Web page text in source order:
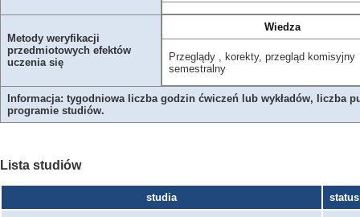
Metody weryfikacji
przedmiotowych efektów
uczenia się
Wiedza
Przeglądy , korekty, przegląd komisyjny
semestralny
Informacja: tygodniowa liczba godzin ćwiczeń lub wykładów, liczba
programie studiów.
Lista studiów
studia status